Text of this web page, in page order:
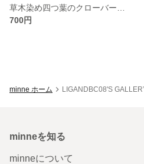
700円
minne ホーム LIGANDBC08'S
minneを知る
minneについて